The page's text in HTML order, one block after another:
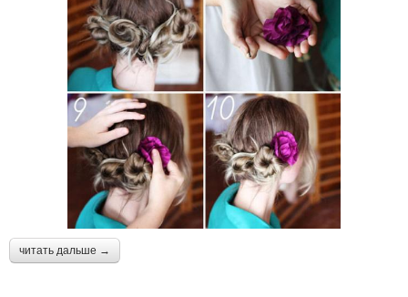
читать дальше →